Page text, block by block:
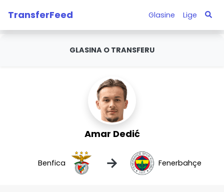
TransferFeed Glasine Lige
GLASINA O TRANSFERU
Amar Dedić
Benfica → Fenerbahçe